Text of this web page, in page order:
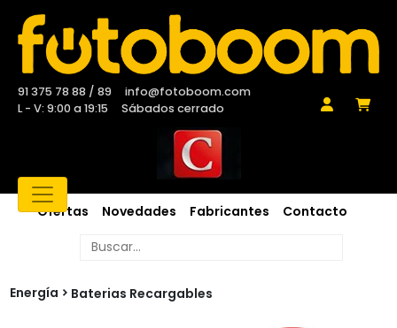
91 375 78 88 / 89
info@fotoboom.com
L - V: 9:00 a 19:15
Sábados cerrado
Ofertas Novedades Fabricantes Contacto
Energía Baterias Recargables